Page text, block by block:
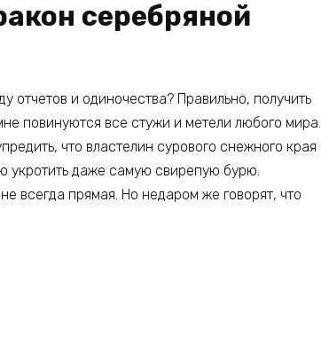
серебряной
отчетов и одиночества? Правильно, получить
повинуются все стужи и метели любого мира.
что властелин сурового снежного края
укротить даже самую свирепую бурю.
всегда прямая. Но недаром же говорят, что